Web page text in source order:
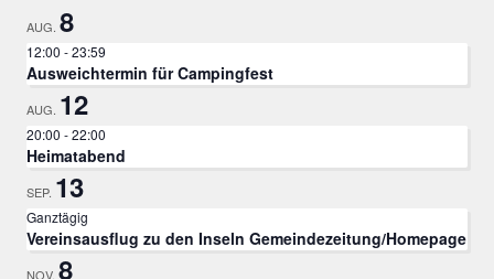
AUG. 8
12:00 -23:59
Ausweichtermin für Campingfest
AUG. 12
20:00 -22:00
Heimatabend
SEP. 13
Ganztägig
Vereinsausflug zu den Inseln Gemeindezeitung/Homepage
NOV. 8